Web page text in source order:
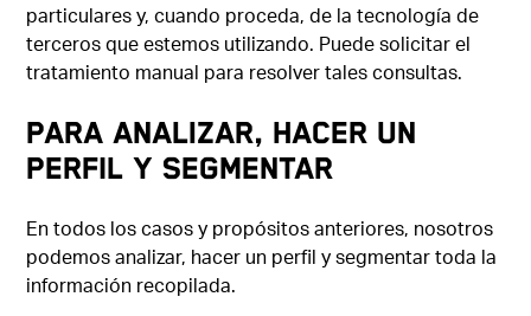
particulares y, cuando proceda, de la tecnología de
terceros que estemos utilizando. Puede solicitar el
tratamiento manual para resolver tales consultas.
Para analizar, hacer un
perfil y segmentar
En todos los casos y propósitos anteriores, nosotros
podemos analizar, hacer un perfil y segmentar toda la
información recopilada.